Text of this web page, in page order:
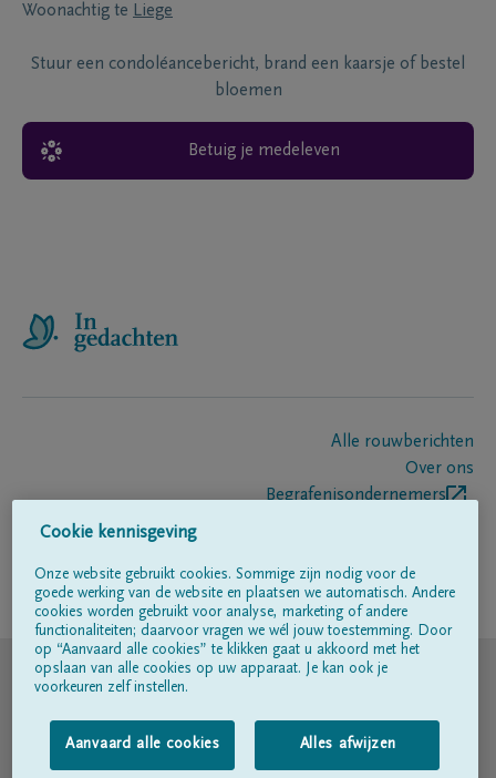
Woonachtig te Liege
Stuur een condoléancebericht, brand een kaarsje of bestel
bloemen
Betuig je medeleven
Alle rouwberichten
Over ons
Begrafenisondernemers
Volg ons op
© DELA
Gebruiksvoorwaarden
Privacyverklaring
Cookie kennisgeving
Onze website gebruikt cookies. Sommige zijn nodig voor de
goede werking van de website en plaatsen we automatisch. Andere
cookies worden gebruikt voor analyse, marketing of andere
functionaliteiten; daarvoor vragen we wél jouw toestemming. Door
op “Aanvaard alle cookies” te klikken gaat u akkoord met het
opslaan van alle cookies op uw apparaat. Je kan ook je
voorkeuren zelf instellen.
Aanvaard alle cookies Alles afwijzen